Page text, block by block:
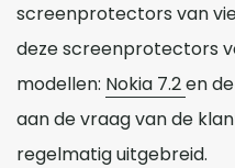
screenprotectors van
deze screenprotectors
modellen: Nokia 7.2en de
aan de vraag van de
regelmatig uitgebreid.